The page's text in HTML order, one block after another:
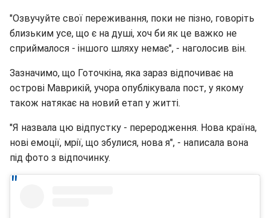
"Озвучуйте свої переживання, поки не пізно, говоріть
близьким усе, що є на душі, хоч би як це важко не
сприймалося - іншого шляху немає", - наголосив він.
Зазначимо, що Готочкіна, яка зараз відпочиває на
острові Маврикій, учора опублікувала пост, у якому
також натякає на новий етап у житті.
"Я назвала цю відпустку - переродження. Нова країна,
нові емоції, мрії, що збулися, нова я", - написала вона
під фото з відпочинку.